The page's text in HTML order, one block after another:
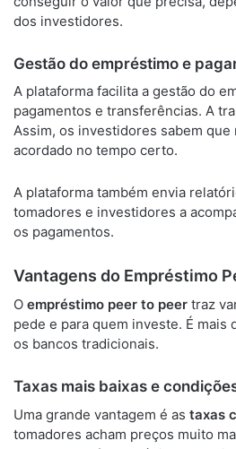
dos investidores.
Gestão do empréstimo e
A plataforma facilita a gestão do
pagamentos e transferências. A
Assim, os investidores sabem
acordado no tempo certo.
A plataforma também envia
tomadores e investidores a
os pagamentos.
Vantagens do Empréstimo
O empréstimo peer to peer traz
pede e para quem investe. É mais
os bancos tradicionais.
Taxas mais baixas e
Uma grande vantagem é as taxas
tomadores acham preços muito